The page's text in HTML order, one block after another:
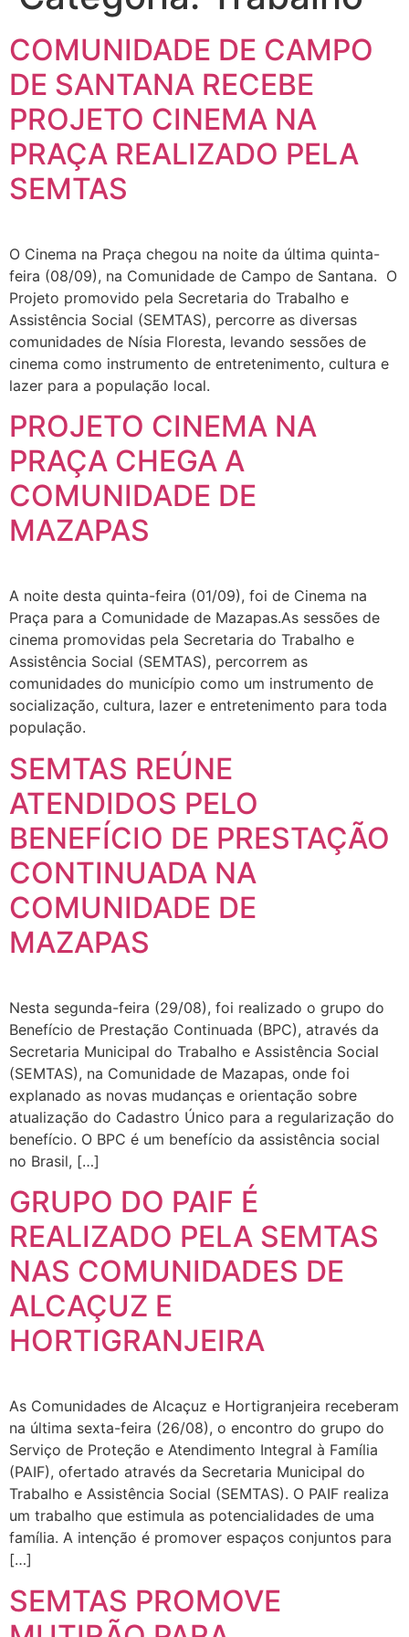
COMUNIDADE DE CAMPO
DE SANTANA RECEBE
PROJETO CINEMA NA
PRAÇA REALIZADO PELA
SEMTAS
O Cinema na Praça chegou na noite da última quinta-
feira (08/09), na Comunidade de Campo de Santana. O
Projeto promovido pela Secretaria do Trabalho e
Assistência Social (SEMTAS), percorre as diversas
comunidades de Nísia Floresta, levando sessões de
cinema como instrumento de entretenimento, cultura e
lazer para a população local.
PROJETO CINEMA NA
PRAÇA CHEGA A
COMUNIDADE DE
MAZAPAS
A noite desta quinta-feira (01/09), foi de Cinema na
Praça para a Comunidade de Mazapas.As sessões de
cinema promovidas pela Secretaria do Trabalho e
Assistência Social (SEMTAS), percorrem as
comunidades do município como um instrumento de
socialização, cultura, lazer e entretenimento para toda
população.⠀⠀
SEMTAS REÚNE
ATENDIDOS PELO
BENEFÍCIO DE PRESTAÇÃO
CONTINUADA NA
COMUNIDADE DE
MAZAPAS
Nesta segunda-feira (29/08), foi realizado o grupo do
Benefício de Prestação Continuada (BPC), através da
Secretaria Municipal do Trabalho e Assistência Social
(SEMTAS), na Comunidade de Mazapas, onde foi
explanado as novas mudanças e orientação sobre
atualização do Cadastro Único para a regularização do
benefício. O BPC é um benefício da assistência social
no Brasil, […]
GRUPO DO PAIF É
REALIZADO PELA SEMTAS
NAS COMUNIDADES DE
ALCAÇUZ E
HORTIGRANJEIRA
As Comunidades de Alcaçuz e Hortigranjeira receberam
na última sexta-feira (26/08), o encontro do grupo do
Serviço de Proteção e Atendimento Integral à Família
(PAIF), ofertado através da Secretaria Municipal do
Trabalho e Assistência Social (SEMTAS). O PAIF realiza
um trabalho que estimula as potencialidades de uma
família. A intenção é promover espaços conjuntos para
[…]
SEMTAS PROMOVE